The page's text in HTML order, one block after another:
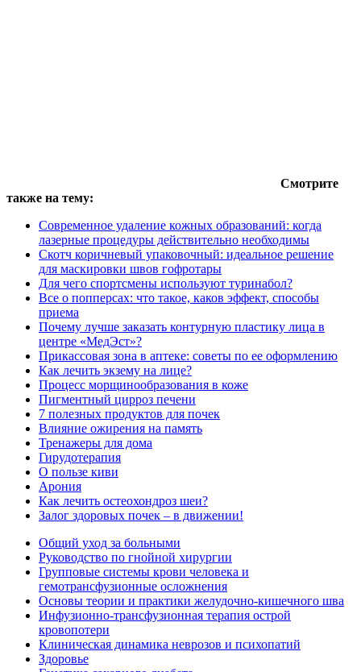
Смотрите
также на тему:
Современное удаление кожных образований: когда
лазерные процедуры действительно необходимы
Скотч коричневый упаковочный: идеальное решение
для маскировки швов гофротары
Для чего спортсмены используют туринабол?
Все о попперсах: что такое, каков эффект, способы
приема
Почему лучше заказать контурную пластику лица в
центре «МедЭст»?
Прикассовая зона в аптеке: советы по ее оформлению
Как лечить экзему на лице?
Процесс морщинообразования в коже
Пигментный цирроз печени
7 полезных продуктов для почек
Влияние ожирения на память
Тренажеры для дома
Гирудотерапия
О пользе киви
Арония
Как лечить остеохондроз шеи?
Залог здоровых почек – в движении!
Общий уход за больными
Руководство по гнойной хирургии
Групповые системы крови человека и
гемотрансфузионные осложнения
Основы теории и практики желудочно-кишечного шва
Инфузионно-трансфузионная терапия острой
кровопотери
Клиническая динамика неврозов и психопатий
Здоровье